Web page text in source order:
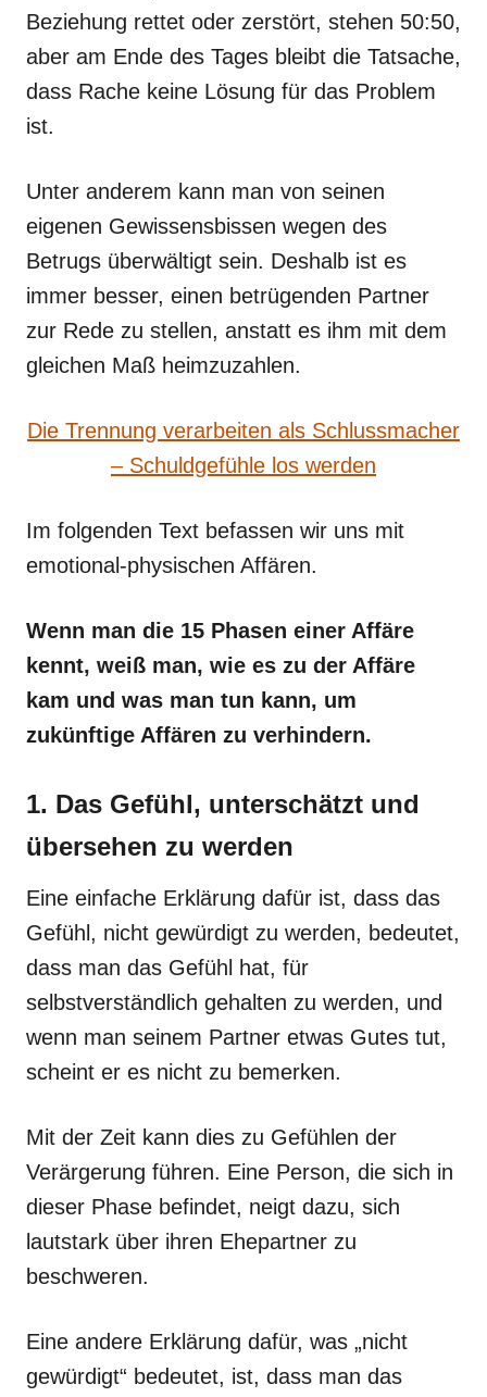
Beziehung rettet oder zerstört, stehen 50:50,
aber am Ende des Tages bleibt die Tatsache,
dass Rache keine Lösung für das Problem
ist.
Unter anderem kann man von seinen
eigenen Gewissensbissen wegen des
Betrugs überwältigt sein. Deshalb ist es
immer besser, einen betrügenden Partner
zur Rede zu stellen, anstatt es ihm mit dem
gleichen Maß heimzuzahlen.
Die Trennung verarbeiten als Schlussmacher
– Schuldgefühle los werden
Im folgenden Text befassen wir uns mit
emotional-physischen Affären.
Wenn man die 15 Phasen einer Affäre
kennt, weiß man, wie es zu der Affäre
kam und was man tun kann, um
zukünftige Affären zu verhindern.
1. Das Gefühl, unterschätzt und
übersehen zu werden
Eine einfache Erklärung dafür ist, dass das
Gefühl, nicht gewürdigt zu werden, bedeutet,
dass man das Gefühl hat, für
selbstverständlich gehalten zu werden, und
wenn man seinem Partner etwas Gutes tut,
scheint er es nicht zu bemerken.
Mit der Zeit kann dies zu Gefühlen der
Verärgerung führen. Eine Person, die sich in
dieser Phase befindet, neigt dazu, sich
lautstark über ihren Ehepartner zu
beschweren.
Eine andere Erklärung dafür, was „nicht
gewürdigt“ bedeutet, ist, dass man das